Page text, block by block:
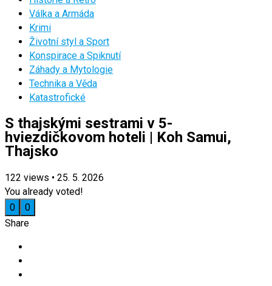
Válka a Armáda
Krimi
Životní styl a Sport
Konspirace a Spiknutí
Záhady a Mytologie
Technika a Věda
Katastrofické
S thajskými sestrami v 5-
hviezdičkovom hoteli | Koh Samui,
Thajsko
122 views • 25. 5. 2026
You already voted!
0
0
Share